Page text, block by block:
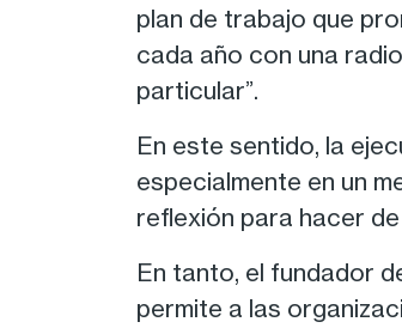
plan de trabajo que
cada año con una
particular”.
En este sentido, la
especialmente en un
reflexión para hacer
En tanto, el fundador
permite a las